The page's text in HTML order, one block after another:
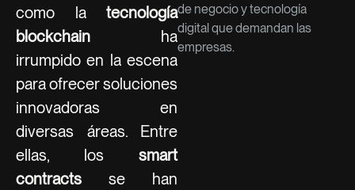
como la tecnología
blockchain ha
irrumpido en la escena
para ofrecer soluciones
innovadoras en
diversas áreas. Entre
ellas, los smart
contracts se han
de negocio y tecnología
digital que demandan las
empresas.